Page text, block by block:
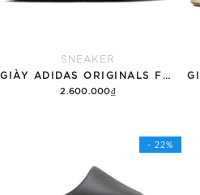
SNEAKER
2.600.000₫
- 22%